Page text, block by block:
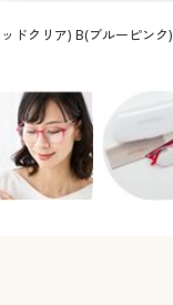
ドクリア) B(ブルーピンク)